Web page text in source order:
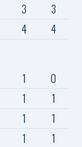
3
3
4 4
1
0
1
1
1
1
1
1